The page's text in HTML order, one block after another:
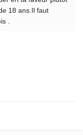
18 ans.Il faut
.